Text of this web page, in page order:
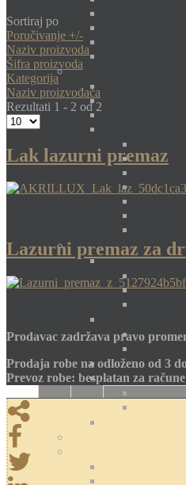
Sortiraj po
Poručivanje +/-
Naziv proizvoda
Šifra proizvoda
Kategorija
Naziv proizvođača
Rezultati 1 - 2 od 2
Lak lazurni premaz
Lazurni premaz za
Prodavac zadržava pravo
Prodaja robe na odloženo od 3
Prevoz robe: besplatan za